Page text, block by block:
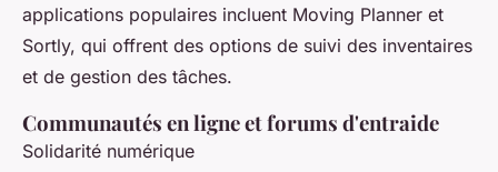
applications populaires incluent Moving Planner et
Sortly, qui offrent des options de suivi des inventaires
et de gestion des tâches.
Communautés en ligne et forums d'entraide
Solidarité numérique